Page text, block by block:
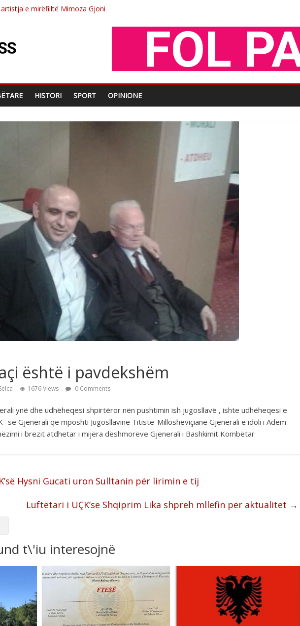
Shala -BOLL MO
nderohet me mirenjohje nga Xhevdet Qeriqi Dega e invalidëve në Fushë Kosovë
HISTORI SPORT OPINIONE
është i pavdekshëm
1676 Views 0 Comments
ynë dhe udhëheqesi shpirtëror nën pushtimin ish jugosllavë , ishte udhëheqesi e
-së Gjenerali që mposhti Jugosllavinë Titiste-Millosheviçiane Gjenerali e idoli i Adem
i brezit atdhetar i mijëra dëshmorëve Gjenerali i Bashkimit Kombëtar
Hysni Gucati uron Sulltanin për lirimin e tij
Luftëtari i UÇK’së Shqiprim Lika shpreh mllefin për aktualitet →
t\'iu interesojnë